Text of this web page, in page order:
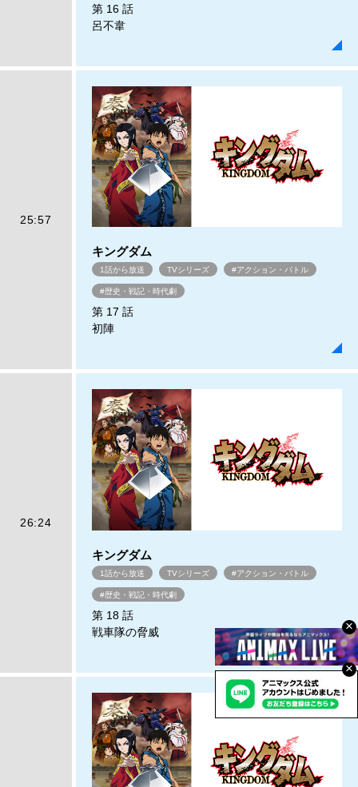
第 16 話
呂不韋
25:57
キングダム
1話から放送 TVシリーズ #アクション・バトル
#歴史・戦記・時代劇
第 17 話
初陣
26:24
キングダム
1話から放送 TVシリーズ #アクション・バトル
#歴史・戦記・時代劇
第 18 話
戦車隊の脅威
×
×